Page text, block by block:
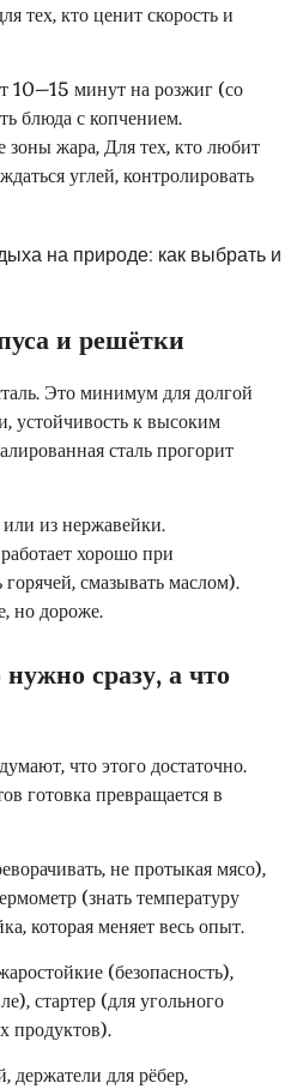
тех, кто ценит скорость и
10–15 минут на розжиг (со
блюда с копчением.
зоны жара, Для тех, кто любит
углей, контролировать
и решётки
Это минимум для долгой
устойчивость к высоким
сталь прогорит
из нержавейки.
хорошо при
смазывать маслом).
но дороже.
сразу, а что
что этого достаточно.
готовка превращается в
не протыкая мясо),
(знать температуру
которая меняет весь опыт.
(безопасность),
стартер (для угольного
продуктов).
держатели для рёбер,